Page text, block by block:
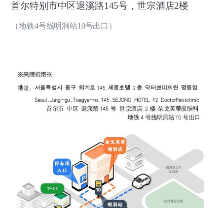
首尔特别市中区退溪路145号，世宗酒店2楼
（地铁4号线明洞站10号出口）